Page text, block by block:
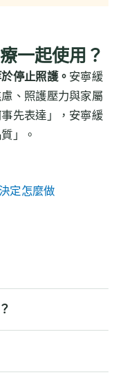
一起使用？
停止照護。 安寧緩
、照護壓力與家屬
先表達」，安寧緩
」。
定怎麼做